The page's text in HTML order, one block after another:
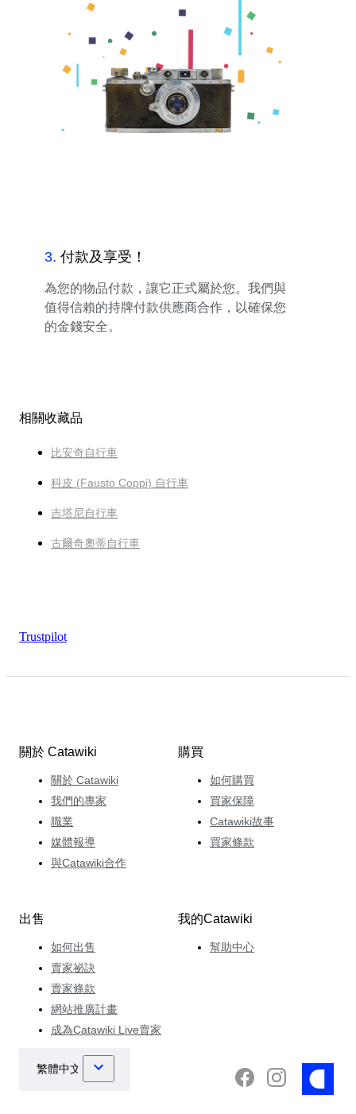
3. 付款及享受！
為您的物品付款，讓它正式屬於您。我們與
值得信賴的持牌付款供應商合作，以確保您
的金錢安全。
相關收藏品
比安奇自行車
科皮 (Fausto Coppi) 自行車
吉塔尼自行車
古爾奇奧蒂自行車
Trustpilot
關於 Catawiki
關於 Catawiki
我們的專家
職業
媒體報導
與Catawiki合作
購買
如何購買
買家保障
Catawiki故事
買家條款
出售
如何出售
賣家祕訣
賣家條款
網站推廣計畫
成為Catawiki Live賣家
我的Catawiki
幫助中心